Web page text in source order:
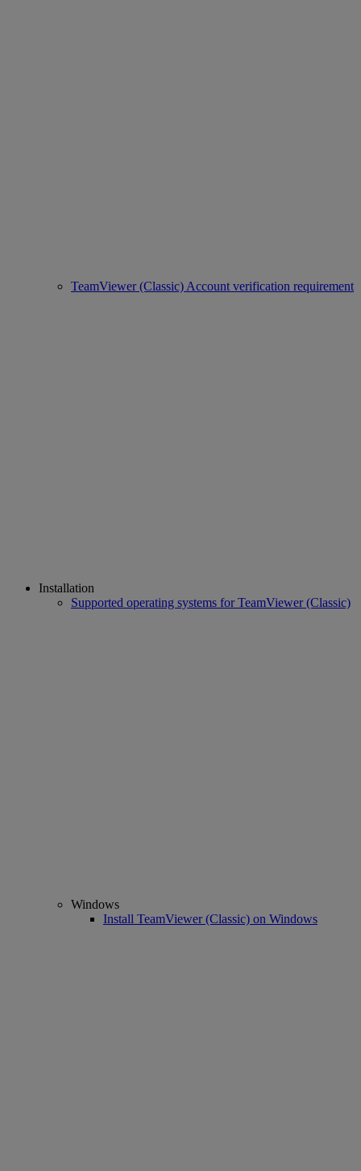
TeamViewer (Classic) Account verification requirement
Installation
Supported operating systems for TeamViewer (Classic)
Windows
Install TeamViewer (Classic) on Windows